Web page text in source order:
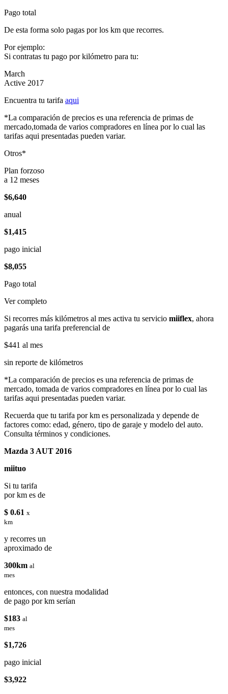
Pago total
De esta forma solo pagas por los km que recorres.
Por ejemplo:
Si contratas tu pago por kilómetro para tu:
March
Active 2017
Encuentra tu tarifa aqui
*La comparación de precios es una referencia de primas de
mercado,tomada de varios compradores en línea por lo cual las
tarifas aqui presentadas pueden variar.
Otros*
Plan forzoso
a 12 meses
$6,640
anual
$1,415
pago inicial
$8,055
Pago total
Ver completo
Si recorres más kilómetros al mes activa tu servicio miiflex, ahora
pagarás una tarifa preferencial de
$441 al mes
sin reporte de kilómetros
*La comparación de precios es una referencia de primas de
mercado, tomada de varios compradores en línea por lo cual las
tarifas aqui presentadas pueden variar.
Recuerda que tu tarifa por km es personalizada y depende de
factores como: edad, género, tipo de garaje y modelo del auto.
Consulta términos y condiciones.
Mazda 3 AUT 2016
miituo
Si tu tarifa
por km es de
$ 0.61 x
km
y recorres un
aproximado de
300km al
mes
entonces, con nuestra modalidad
de pago por km serían
$183 al
mes
$1,726
pago inicial
$3,922